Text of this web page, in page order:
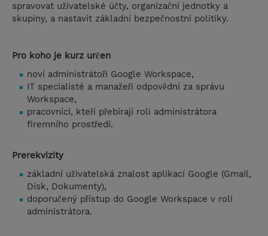
spravovat uživatelské účty, organizační jednotky a
skupiny, a nastavit základní bezpečnostní politiky.
Pro koho je kurz určen
noví administrátoři Google Workspace,
IT specialisté a manažeři odpovědní za správu
Workspace,
pracovníci, kteří přebírají roli administrátora
firemního prostředí.
Prerekvizity
základní uživatelská znalost aplikací Google (Gmail,
Disk, Dokumenty),
doporučený přístup do Google Workspace v roli
administrátora.